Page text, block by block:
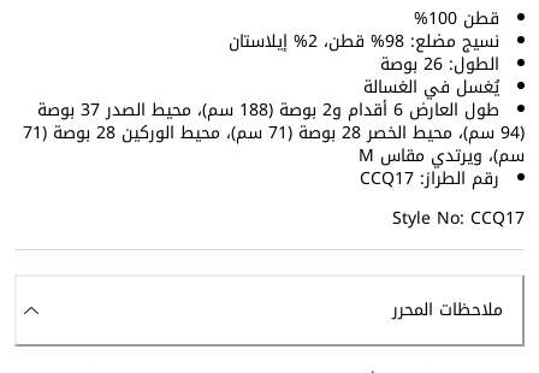
قطن 100%
نسيج مضلع: 98% قطن، 2% إيلاستان
الطول: 26 بوصة
يُغسل في الغسالة
طول العارض 6 أقدام و2 بوصة (188 سم)، محيط الصدر 37 بوصة
(94 سم)، محيط الخصر 28 بوصة (71 سم)، محيط الوركين 28 بوصة (71
سم)، ويرتدي مقاس M
رقم الطراز: CCQ17
Style No: CCQ17
ملاحظات المحرر